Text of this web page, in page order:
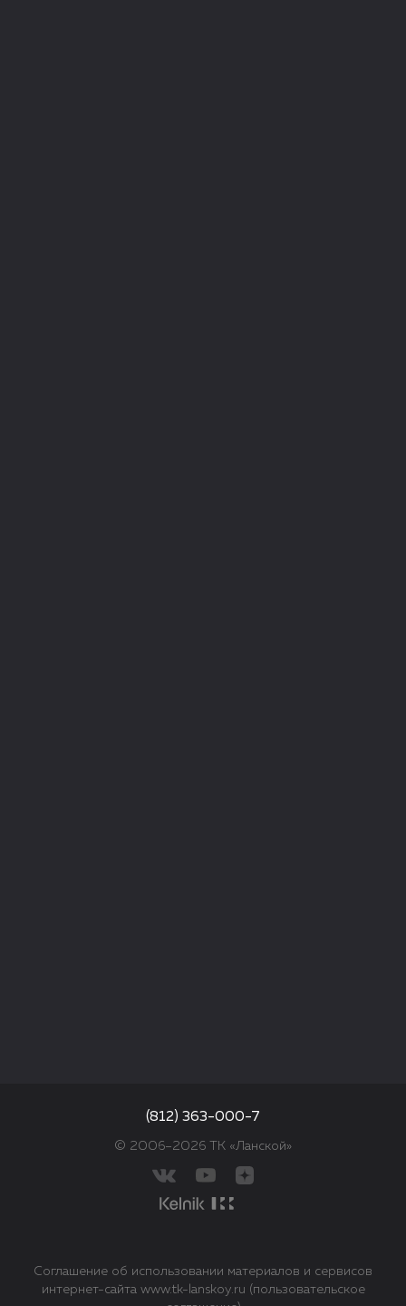
© 2006–2026 ТК «Ланской»
(812) 363-000-7
Соглашение об использовании материалов и сервисов
интернет-сайта www.tk-lanskoy.ru (пользовательское